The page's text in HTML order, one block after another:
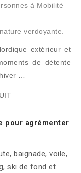
à Mobilité
verdoyante.
extérieur et
de détente
…
pour agrémenter
baignade, voile,
ski de fond et